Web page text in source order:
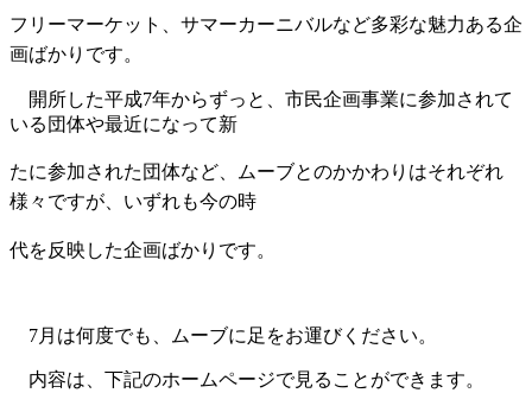
フリーマーケット、 サマーカーニバルなど多彩な魅力ある企
画ばかりです。
開所した平成7年からずっと、市民企画事業に参加されて
いる団体や最近になって新
たに参加された団体など、ムーブとのかかわりはそれぞれ
様々ですが、いずれも今の時
代を反映 した企画ばかりです。
7月は何度でも、ムーブに足をお運びください。
内容は、下記のホームページで見ることができます。